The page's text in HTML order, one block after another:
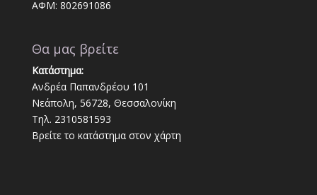
ΑΦΜ: 802691086
Θα μας βρείτε
Κατάστημα:
Ανδρέα Παπανδρέου 101
Νεάπολη, 56728, Θεσσαλονίκη
Τηλ. 2310581593
Βρείτε το κατάστημα στον χάρτη